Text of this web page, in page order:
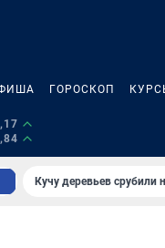
ГОРОСКОП
Кучу деревьев срубили